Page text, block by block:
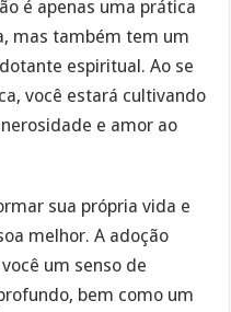
é apenas uma prática
mas também tem um
espiritual. Ao se
você estará cultivando
e amor ao
sua própria vida e
melhor. A adoção
um senso de
bem como um